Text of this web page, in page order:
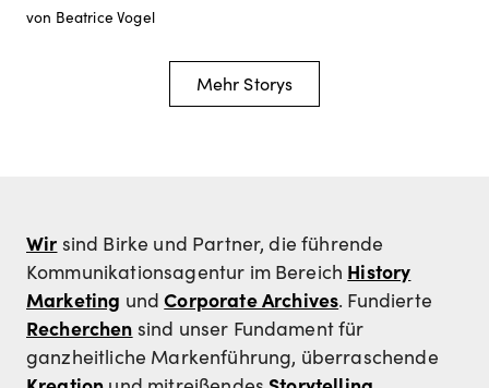
von Beatrice Vogel
Mehr Storys
Wir sind Birke und Partner, die führende
Kommunikationsagentur im Bereich History
Marketing undCorporate Archives. Fundierte
Recherchen sind unser Fundament für
ganzheitliche Markenführung, überraschende